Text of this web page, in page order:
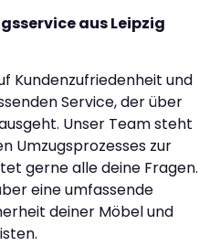
aus Leipzig
Kundenzufriedenheit und
Service, der über
Unser Team steht
Umzugsprozesses zur
gerne alle deine Fragen.
eine umfassende
deiner Möbel und